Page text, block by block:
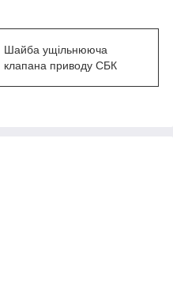
Шайба ущільнююча
клапана приводу СБК